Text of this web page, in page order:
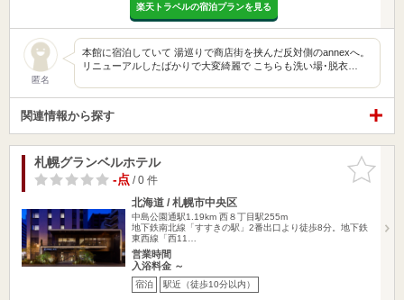
楽天トラベルの宿泊プランを見る
匿名
本館に宿泊していて 湯巡りで商店街を挟んだ反対側のannexへ。
リニューアルしたばかりで大変綺麗で こちらも洗い場･脱衣…
関連情報から探す
お気に入
りに追加
札幌グランベルホテル
-点/ 0 件
北海道 / 札幌市中央区
中島公園通駅1.19km 西８丁目駅255m
地下鉄南北線「すすきの駅」2番出口より徒歩8分。地下鉄
東西線「西11…
営業時間
入浴料金 ～
宿泊 駅近（徒歩10分以内）